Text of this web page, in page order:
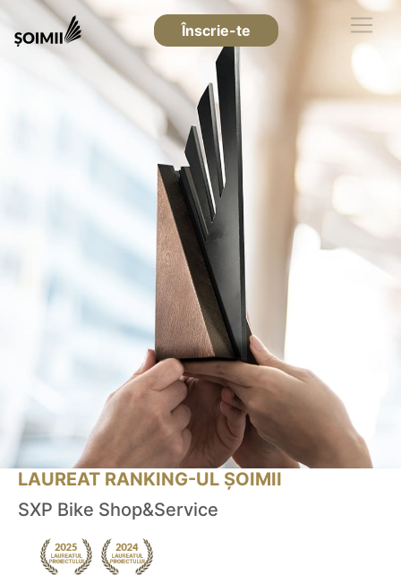
Înscrie-te
LAUREAT RANKING-UL ȘOIMII
SXP Bike Shop&Service